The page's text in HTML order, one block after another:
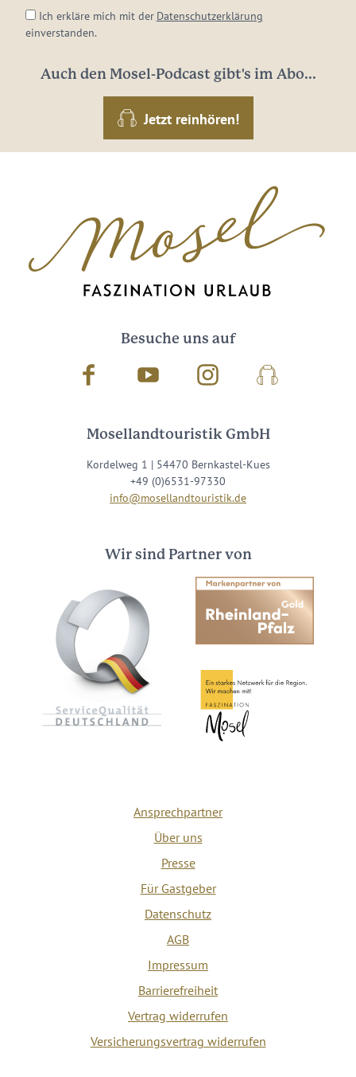
Ich erkläre mich mit der Datenschutzerklärung
einverstanden.
Auch den Mosel-Podcast gibt's im Abo...
Jetzt reinhören!
Besuche uns auf
Facebook Youtube InstagramPodcast
Mosellandtouristik GmbH
Kordelweg 1 | 54470 Bernkastel-Kues
+49 (0)6531-97330
info@mosellandtouristik.de
Wir sind Partner von
Ansprechpartner
Über uns
Presse
Für Gastgeber
Datenschutz
AGB
Impressum
Barrierefreiheit
Vertrag widerrufen
Versicherungsvertrag widerrufen